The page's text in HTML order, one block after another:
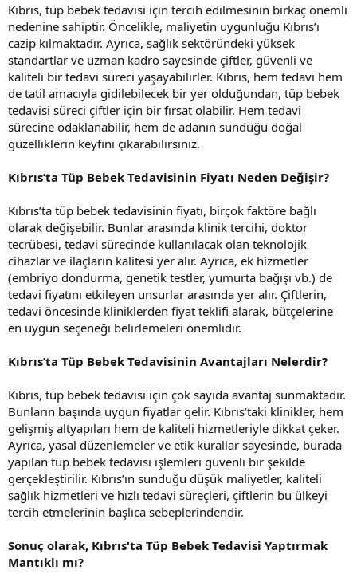
Kıbrıs, tüp bebek tedavisi için tercih edilmesinin birkaç önemli
nedenine sahiptir. Öncelikle, maliyetin uygunluğu Kıbrıs’ı
cazip kılmaktadır. Ayrıca, sağlık sektöründeki yüksek
standartlar ve uzman kadro sayesinde çiftler, güvenli ve
kaliteli bir tedavi süreci yaşayabilirler. Kıbrıs, hem tedavi hem
de tatil amacıyla gidilebilecek bir yer olduğundan, tüp bebek
tedavisi süreci çiftler için bir fırsat olabilir. Hem tedavi
sürecine odaklanabilir, hem de adanın sunduğu doğal
güzelliklerin keyfini çıkarabilirsiniz.
Kıbrıs’ta Tüp Bebek Tedavisinin Fiyatı Neden Değişir?
Kıbrıs’ta tüp bebek tedavisinin fiyatı, birçok faktöre bağlı
olarak değişebilir. Bunlar arasında klinik tercihi, doktor
tecrübesi, tedavi sürecinde kullanılacak olan teknolojik
cihazlar ve ilaçların kalitesi yer alır. Ayrıca, ek hizmetler
(embriyo dondurma, genetik testler, yumurta bağışı vb.) de
tedavi fiyatını etkileyen unsurlar arasında yer alır. Çiftlerin,
tedavi öncesinde kliniklerden fiyat teklifi alarak, bütçelerine
en uygun seçeneği belirlemeleri önemlidir.
Kıbrıs’ta Tüp Bebek Tedavisinin Avantajları Nelerdir?
Kıbrıs, tüp bebek tedavisi için çok sayıda avantaj sunmaktadır.
Bunların başında uygun fiyatlar gelir. Kıbrıs’taki klinikler, hem
gelişmiş altyapıları hem de kaliteli hizmetleriyle dikkat çeker.
Ayrıca, yasal düzenlemeler ve etik kurallar sayesinde, burada
yapılan tüp bebek tedavisi işlemleri güvenli bir şekilde
gerçekleştirilir. Kıbrıs’ın sunduğu düşük maliyetler, kaliteli
sağlık hizmetleri ve hızlı tedavi süreçleri, çiftlerin bu ülkeyi
tercih etmelerinin başlıca sebeplerindendir.
Sonuç olarak, Kıbrıs'ta Tüp Bebek Tedavisi Yaptırmak
Mantıklı mı?